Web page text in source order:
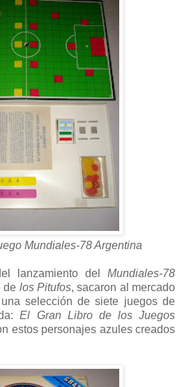
Mundiales-78 Argentina
lanzamiento del Mundiales-78
de los Pitufos, sacaron al mercado
selección de siete juegos de
El Gran Libro de los Juegos
estos personajes azules creados